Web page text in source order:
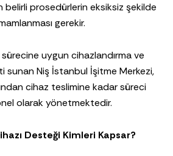
belirli prosedürlerin eksiksiz şekilde
gerekir.
uygun cihazlandırma ve
sunan Niş İstanbul İşitme Merkezi,
cihaz teslimine kadar süreci
olarak yönetmektedir.
Desteği Kimleri Kapsar?